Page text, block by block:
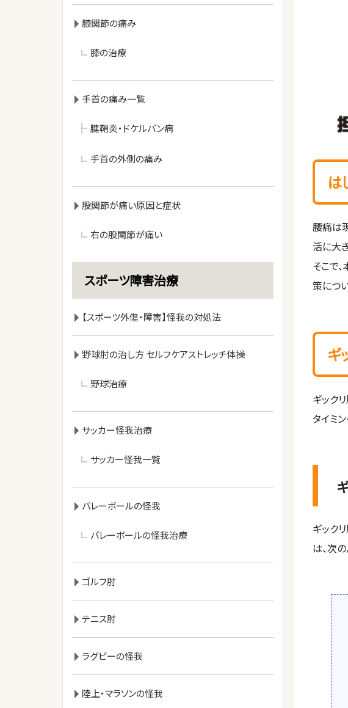
は
腰痛は
活に大
そこで
策につ
ギ
ギック
タイミ
ギック
は、次
膝関節の痛み
膝の治療
手首の痛み一覧
腱鞘炎・ドケルバン病
手首の外側の痛み
股関節が痛い原因と症状
右の股関節が痛い
スポーツ障害治療
【スポーツ外傷・障害】怪我の対処法
野球肘の治し方 セルフケアストレッチ体操
野球治療
サッカー怪我治療
サッカー怪我一覧
バレーボールの怪我
バレーボールの怪我治療
ゴルフ肘
テニス肘
ラグビーの怪我
陸上・マラソンの怪我